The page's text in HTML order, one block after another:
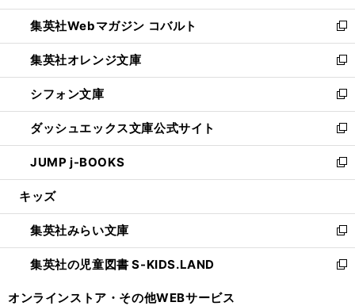
開
く
ウ
で
開
く
ン
ド
ウ
で
開
く
ウ
ィ
ン
ド
ウ
で
開
く
集英社Webマガジン コバルト
新
し
い
ウ
ィ
ン
ド
ウ
で
開
集英社オレンジ文庫
新
し
い
ウ
ィ
ン
ド
ウ
開
く
シフォン文庫
新
し
い
ウ
ィ
ン
ウ
で
開
く
ダッシュエックス文庫公式サイト
新
し
い
ウ
ン
ド
ウ
で
JUMP j-BOOKS
新
し
ウ
ィ
ン
ド
キッズ
集英社みらい文庫
新
し
い
集英社の児童図書 S-KIDS.LAND
新
オンラインストア・ その他WEBサービス